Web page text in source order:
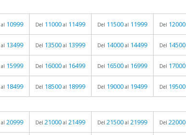
al 10999 Del 11000 al 11499 Del 11500 al 11999 Del 12000
al 13499 Del 13500 al 13999 Del 14000 al 14499 Del 14500
al 15999 Del 16000 al 16499 Del 16500 al 16999 Del 17000
al 18499 Del 18500 al 18999 Del 19000 al 19499 Del 19500
al 20999 Del 21000 al 21499 Del 21500 al 21999 Del 22000